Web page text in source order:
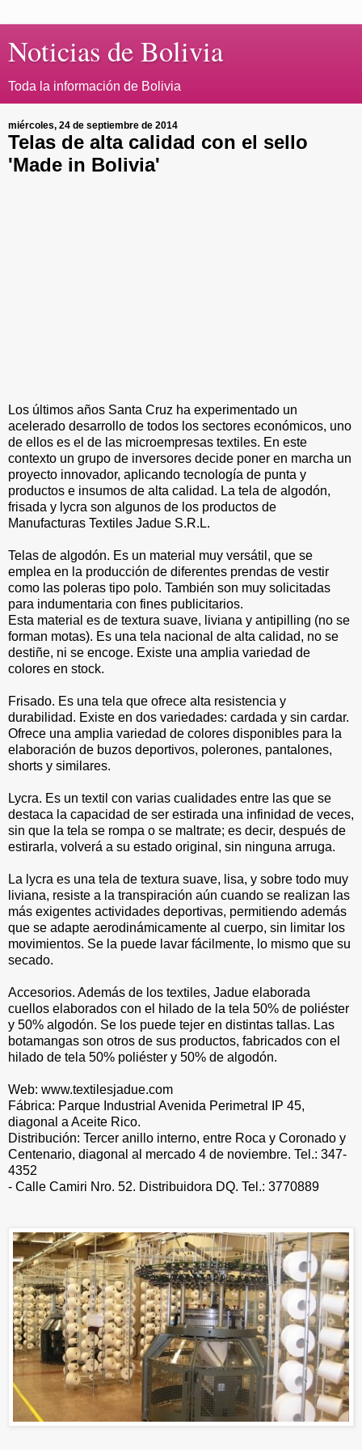
Noticias de Bolivia
Toda la información de Bolivia
miércoles, 24 de septiembre de 2014
Telas de alta calidad con el sello
'Made in Bolivia'
Los últimos años Santa Cruz ha experimentado un
acelerado desarrollo de todos los sectores económicos, uno
de ellos es el de las microempresas textiles. En este
contexto un grupo de inversores decide poner en marcha un
proyecto innovador, aplicando tecnología de punta y
productos e insumos de alta calidad. La tela de algodón,
frisada y lycra son algunos de los productos de
Manufacturas Textiles Jadue S.R.L.
Telas de algodón. Es un material muy versátil, que se
emplea en la producción de diferentes prendas de vestir
como las poleras tipo polo. También son muy solicitadas
para indumentaria con fines publicitarios.
Esta material es de textura suave, liviana y antipilling (no se
forman motas). Es una tela nacional de alta calidad, no se
destiñe, ni se encoge. Existe una amplia variedad de
colores en stock.
Frisado. Es una tela que ofrece alta resistencia y
durabilidad. Existe en dos variedades: cardada y sin cardar.
Ofrece una amplia variedad de colores disponibles para la
elaboración de buzos deportivos, polerones, pantalones,
shorts y similares.
Lycra. Es un textil con varias cualidades entre las que se
destaca la capacidad de ser estirada una infinidad de veces,
sin que la tela se rompa o se maltrate; es decir, después de
estirarla, volverá a su estado original, sin ninguna arruga.
La lycra es una tela de textura suave, lisa, y sobre todo muy
liviana, resiste a la transpiración aún cuando se realizan las
más exigentes actividades deportivas, permitiendo además
que se adapte aerodinámicamente al cuerpo, sin limitar los
movimientos. Se la puede lavar fácilmente, lo mismo que su
secado.
Accesorios. Además de los textiles, Jadue elaborada
cuellos elaborados con el hilado de la tela 50% de poliéster
y 50% algodón. Se los puede tejer en distintas tallas. Las
botamangas son otros de sus productos, fabricados con el
hilado de tela 50% poliéster y 50% de algodón.
Web: www.textilesjadue.com
Fábrica: Parque Industrial Avenida Perimetral IP 45,
diagonal a Aceite Rico.
Distribución: Tercer anillo interno, entre Roca y Coronado y
Centenario, diagonal al mercado 4 de noviembre. Tel.: 347-
4352
- Calle Camiri Nro. 52. Distribuidora DQ. Tel.: 3770889